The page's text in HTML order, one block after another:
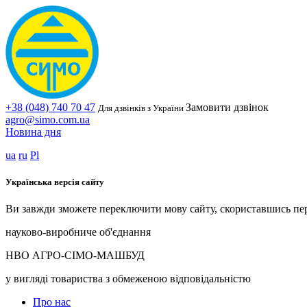
+38 (048) 740 70 47 Для дзвінків з України Замовити дзвінок
agro@simo.com.ua
Новина дня
ua ru Pl
Українська версія сайту
Ви завжди зможете переключити мову сайту, скориставшись
науково-виробниче об'єднання
НВО АГРО-СІМО-МАШБУД
у вигляді товариства з обмеженою відповідальністю
Про нас